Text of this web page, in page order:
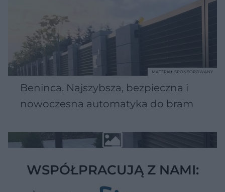
Beninca. Najszybsza, bezpieczna i
nowoczesna automatyka do bram
MATERIAŁ SPONSOROWANY
WSPÓŁPRACUJĄ Z NAMI: